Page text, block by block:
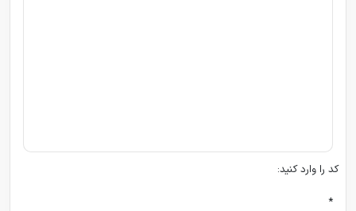
کد را وارد کنید:
*